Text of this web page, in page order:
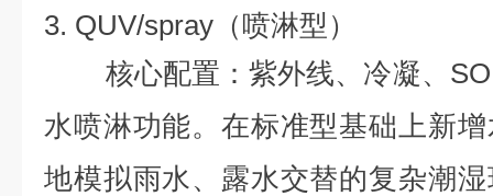
3. QUV/spray（喷淋型）
核心配置：紫外线、冷凝、
水喷淋功能。在标准型基础上新
地模拟雨水、露水交替的复杂潮